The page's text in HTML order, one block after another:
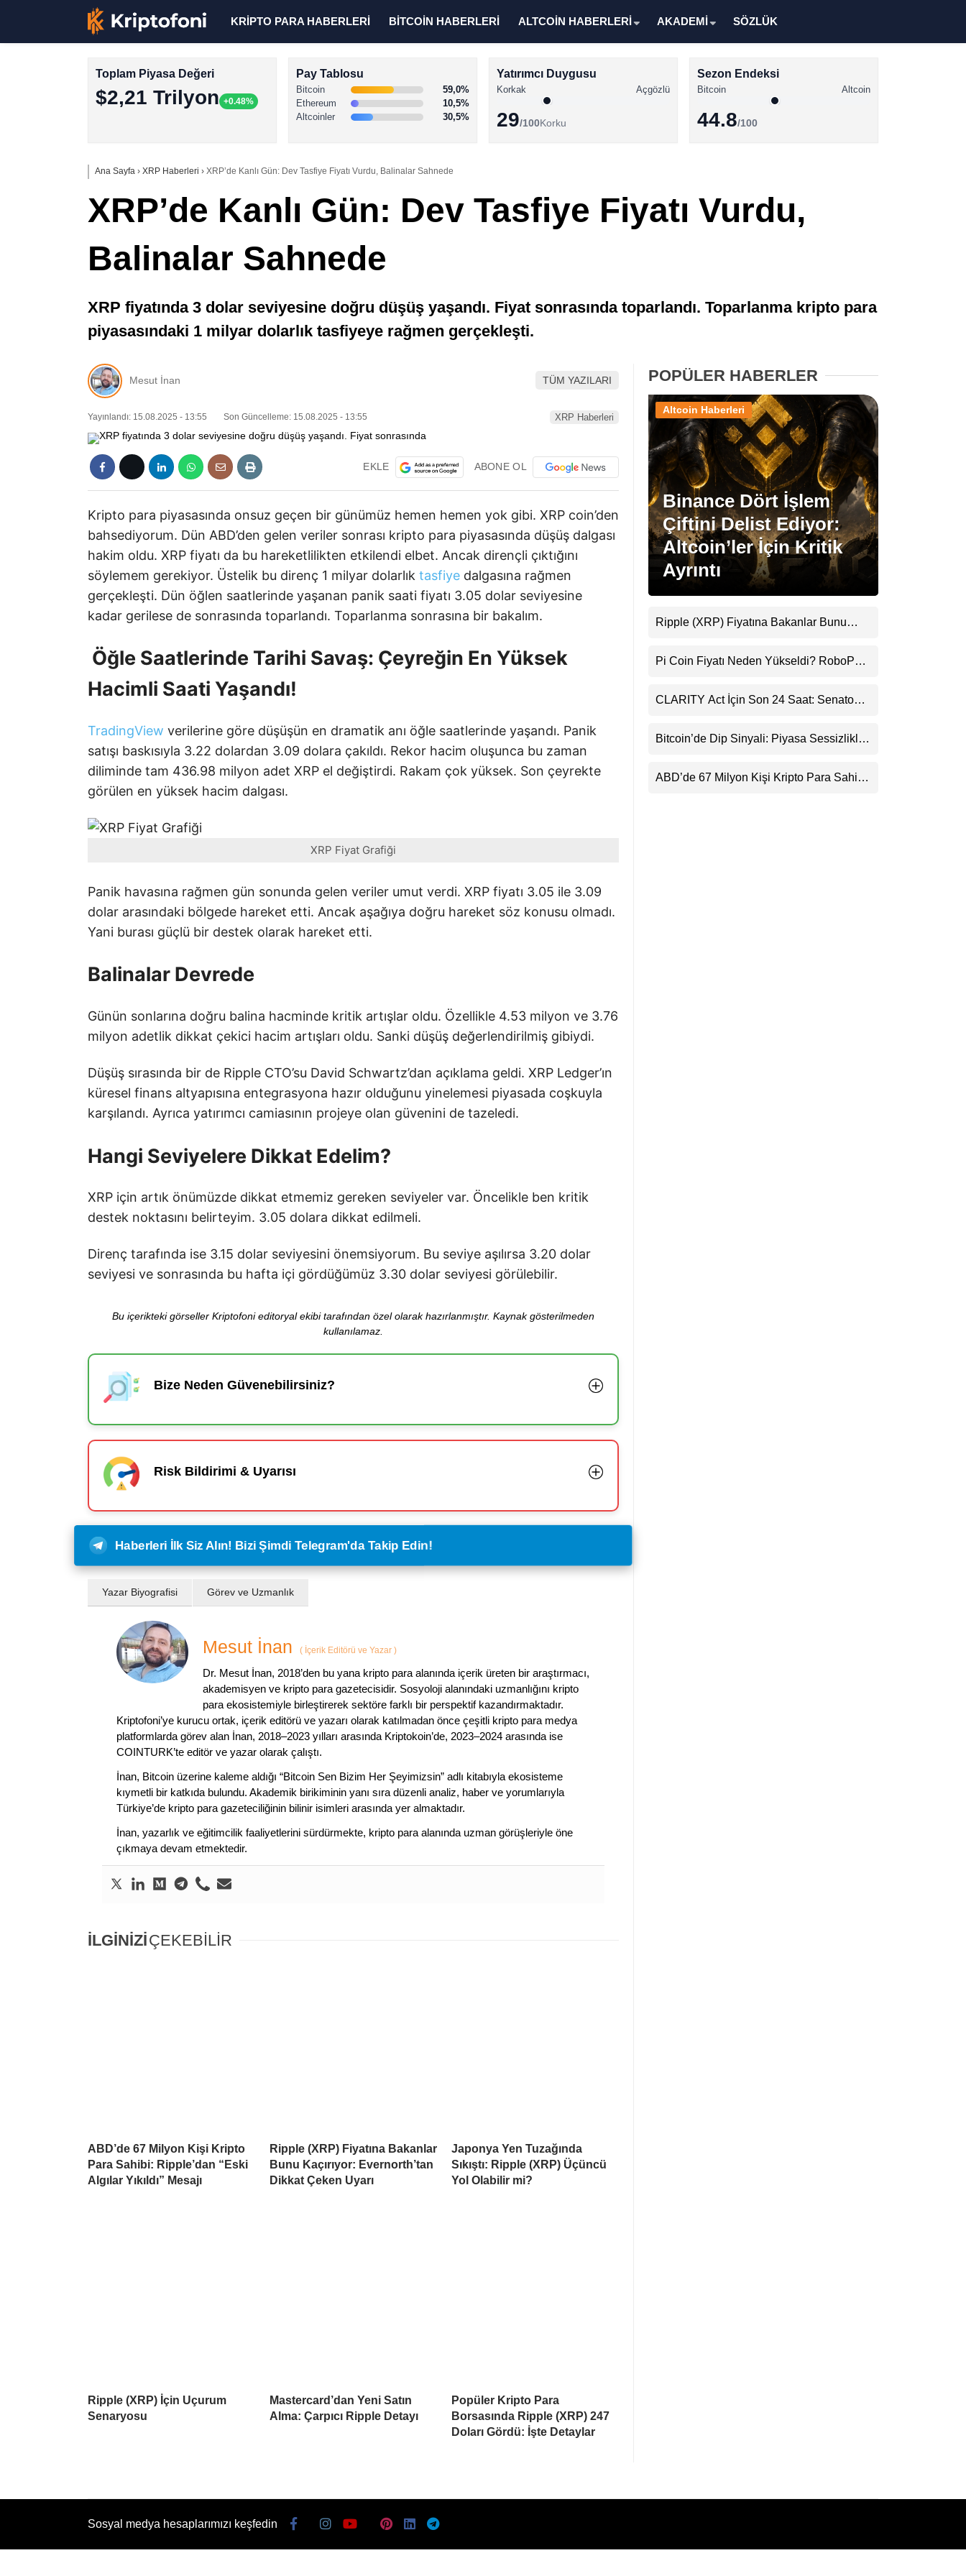
Memecoin Haberleri
Facebook
Instagram
Youtube
TikTok
KRİPTO PARA HABERLERİ BİTCOİN HABERLERİ ALTCOİN HABERLERİ AKADEMİ SÖZLÜK
Toplam Piyasa Değeri
$2,21 Trilyon +0.48%
Pay Tablosu
Bitcoin
59,0%
Ethereum
10,5%
Altcoinler
30,5%
Yatırımcı Duygusu
Korkak Açgözlü
29/100Korku
Sezon Endeksi
Bitcoin Altcoin
44.8/100
Ana Sayfa › XRP Haberleri › XRP’de Kanlı Gün: Dev Tasfiye Fiyatı Vurdu, Balinalar Sahnede
XRP’de Kanlı Gün: Dev Tasfiye Fiyatı Vurdu,
Balinalar Sahnede
XRP fiyatında 3 dolar seviyesine doğru düşüş yaşandı. Fiyat sonrasında toparlandı. Toparlanma kripto para
piyasasındaki 1 milyar dolarlık tasfiyeye rağmen gerçekleşti.
Mesut İnan TÜM YAZILARI
Yayınlandı: 15.08.2025 - 13:55 Son Güncelleme: 15.08.2025 - 13:55 XRP Haberleri
EKLE ABONE OL
Kripto para piyasasında onsuz geçen bir günümüz hemen hemen yok gibi. XRP coin’den
bahsediyorum. Dün ABD’den gelen veriler sonrası kripto para piyasasında düşüş dalgası
hakim oldu. XRP fiyatı da bu hareketlilikten etkilendi elbet. Ancak dirençli çıktığını
söylemem gerekiyor. Üstelik bu direnç 1 milyar dolarlık tasfiye dalgasına rağmen
gerçekleşti. Dün öğlen saatlerinde yaşanan panik saati fiyatı 3.05 dolar seviyesine
kadar gerilese de sonrasında toparlandı. Toparlanma sonrasına bir bakalım.
Öğle Saatlerinde Tarihi Savaş: Çeyreğin En Yüksek
Hacimli Saati Yaşandı!
TradingView verilerine göre düşüşün en dramatik anı öğle saatlerinde yaşandı. Panik
satışı baskısıyla 3.22 dolardan 3.09 dolara çakıldı. Rekor hacim oluşunca bu zaman
diliminde tam 436.98 milyon adet XRP el değiştirdi. Rakam çok yüksek. Son çeyrekte
görülen en yüksek hacim dalgası.
XRP Fiyat Grafiği
Panik havasına rağmen gün sonunda gelen veriler umut verdi. XRP fiyatı 3.05 ile 3.09
dolar arasındaki bölgede hareket etti. Ancak aşağıya doğru hareket söz konusu olmadı.
Yani burası güçlü bir destek olarak hareket etti.
Balinalar Devrede
Günün sonlarına doğru balina hacminde kritik artışlar oldu. Özellikle 4.53 milyon ve 3.76
milyon adetlik dikkat çekici hacim artışları oldu. Sanki düşüş değerlendirilmiş gibiydi.
Düşüş sırasında bir de Ripple CTO’su David Schwartz’dan açıklama geldi. XRP Ledger’ın
küresel finans altyapısına entegrasyona hazır olduğunu yinelemesi piyasada coşkuyla
karşılandı. Ayrıca yatırımcı camiasının projeye olan güvenini de tazeledi.
Hangi Seviyelere Dikkat Edelim?
XRP için artık önümüzde dikkat etmemiz gereken seviyeler var. Öncelikle ben kritik
destek noktasını belirteyim. 3.05 dolara dikkat edilmeli.
Direnç tarafında ise 3.15 dolar seviyesini önemsiyorum. Bu seviye aşılırsa 3.20 dolar
seviyesi ve sonrasında bu hafta içi gördüğümüz 3.30 dolar seviyesi görülebilir.
Bu içerikteki görseller Kriptofoni editoryal ekibi tarafından özel olarak hazırlanmıştır. Kaynak gösterilmeden
kullanılamaz.
Bize Neden Güvenebilirsiniz?
Risk Bildirimi & Uyarısı
Haberleri İlk Siz Alın! Bizi Şimdi Telegram'da Takip Edin!
Yazar Biyografisi Görev ve Uzmanlık
Mesut İnan ( İçerik Editörü ve Yazar )
Dr. Mesut İnan, 2018’den bu yana kripto para alanında içerik üreten bir araştırmacı,
akademisyen ve kripto para gazetecisidir. Sosyoloji alanındaki uzmanlığını kripto
para ekosistemiyle birleştirerek sektöre farklı bir perspektif kazandırmaktadır.
Kriptofoni’ye kurucu ortak, içerik editörü ve yazarı olarak katılmadan önce çeşitli kripto para medya
platformlarda görev alan İnan, 2018–2023 yılları arasında Kriptokoin’de, 2023–2024 arasında ise
COINTURK’te editör ve yazar olarak çalıştı.
İnan, Bitcoin üzerine kaleme aldığı “Bitcoin Sen Bizim Her Şeyimizsin” adlı kitabıyla ekosisteme
kıymetli bir katkıda bulundu. Akademik birikiminin yanı sıra düzenli analiz, haber ve yorumlarıyla
Türkiye’de kripto para gazeteciliğinin bilinir isimleri arasında yer almaktadır.
İnan, yazarlık ve eğitimcilik faaliyetlerini sürdürmekte, kripto para alanında uzman görüşleriyle öne
çıkmaya devam etmektedir.
İLGİNİZİÇEKEBİLİR
ABD’de 67 Milyon Kişi Kripto
Para Sahibi: Ripple’dan “Eski
Algılar Yıkıldı” Mesajı
Ripple (XRP) Fiyatına Bakanlar
Bunu Kaçırıyor: Evernorth’tan
Dikkat Çeken Uyarı
Japonya Yen Tuzağında
Sıkıştı: Ripple (XRP) Üçüncü
Yol Olabilir mi?
Ripple (XRP) İçin Uçurum
Senaryosu
Mastercard’dan Yeni Satın
Alma: Çarpıcı Ripple Detayı
Popüler Kripto Para
Borsasında Ripple (XRP) 247
Doları Gördü: İşte Detaylar
POPÜLER HABERLER
Binance Dört İşlem
Çiftini Delist Ediyor:
Altcoin’ler İçin Kritik
Ayrıntı
Altcoin Haberleri
Ripple (XRP) Fiyatına Bakanlar Bunu
Uyarı
Pi Coin Fiyatı Neden Yükseldi? RoboPay
Destekledi
CLARITY Act İçin Son 24 Saat: Senato
Beklentisini Bozabilir
Bitcoin’de Dip Sinyali: Piyasa Sessizlikle
ABD’de 67 Milyon Kişi Kripto Para Sahibi:
Sosyal medya hesaplarımızı keşfedin